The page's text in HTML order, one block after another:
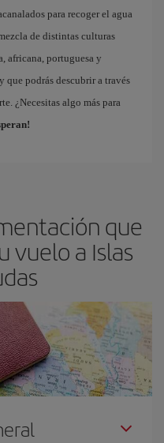
para recoger el agua
de distintas culturas
africana, portuguesa y
que podrás descubrir a través
¿Necesitas algo más para
que
vuelo a Islas